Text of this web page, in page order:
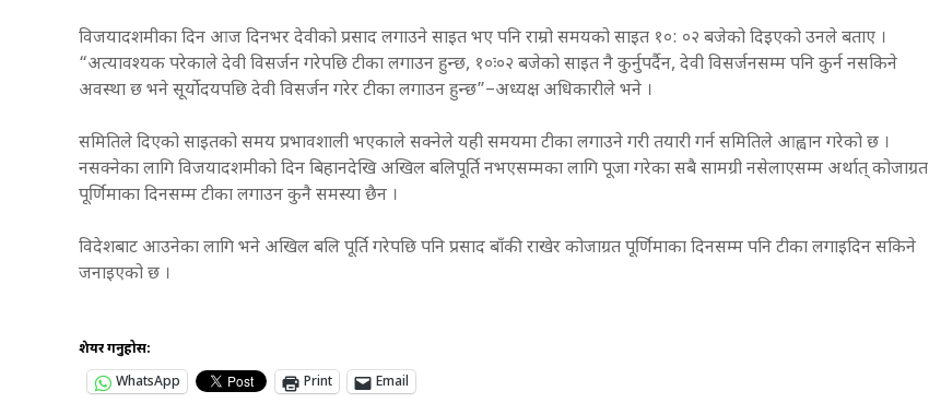
विजयादशमीका दिन आज दिनभर देवीको प्रसाद लगाउने साइत भए पनि राम्रो समयको साइत १०: ०२ बजेको दिइएको उनले बताए ।
“अत्यावश्यक परेकाले देवी विसर्जन गरेपछि टीका लगाउन हुन्छ, १०ः०२ बजेको साइत नै कुर्नुपर्दैन, देवी विसर्जनसम्म पनि कुर्न नसकिने
अवस्था छ भने सूर्योदयपछि देवी विसर्जन गरेर टीका लगाउन हुन्छ”–अध्यक्ष अधिकारीले भने ।
समितिले दिएको साइतको समय प्रभावशाली भएकाले सक्नेले यही समयमा टीका लगाउने गरी तयारी गर्न समितिले आह्वान गरेको छ ।
नसक्नेका लागि विजयादशमीको दिन बिहानदेखि अखिल बलिपूर्ति नभएसम्मका लागि पूजा गरेका सबै सामग्री नसेलाएसम्म अर्थात् कोजाग्रत
पूर्णिमाका दिनसम्म टीका लगाउन कुनै समस्या छैन ।
विदेशबाट आउनेका लागि भने अखिल बलि पूर्ति गरेपछि पनि प्रसाद बाँकी राखेर कोजाग्रत पूर्णिमाका दिनसम्म पनि टीका लगाइदिन सकिने
जनाइएको छ ।
शेयर गर्नुहोस:
WhatsApp
Print Email